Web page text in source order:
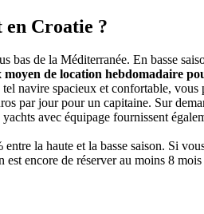
en Croatie ?
bas de la Méditerranée. En basse
de location hebdomadaire
navire spacieux et confortable,
par jour pour un capitaine. Sur
avec équipage fournissent
la haute et la basse saison. Si
encore de réserver au moins 8